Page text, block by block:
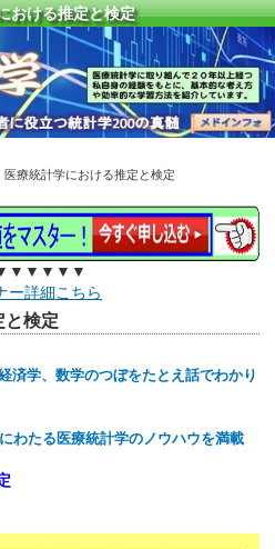
おける推定と検定
医療統計学における推定と検定
ー詳細こちら
と検定
済学、数学のつぼをたとえ話でわかり
わたる医療統計学のノウハウを満載